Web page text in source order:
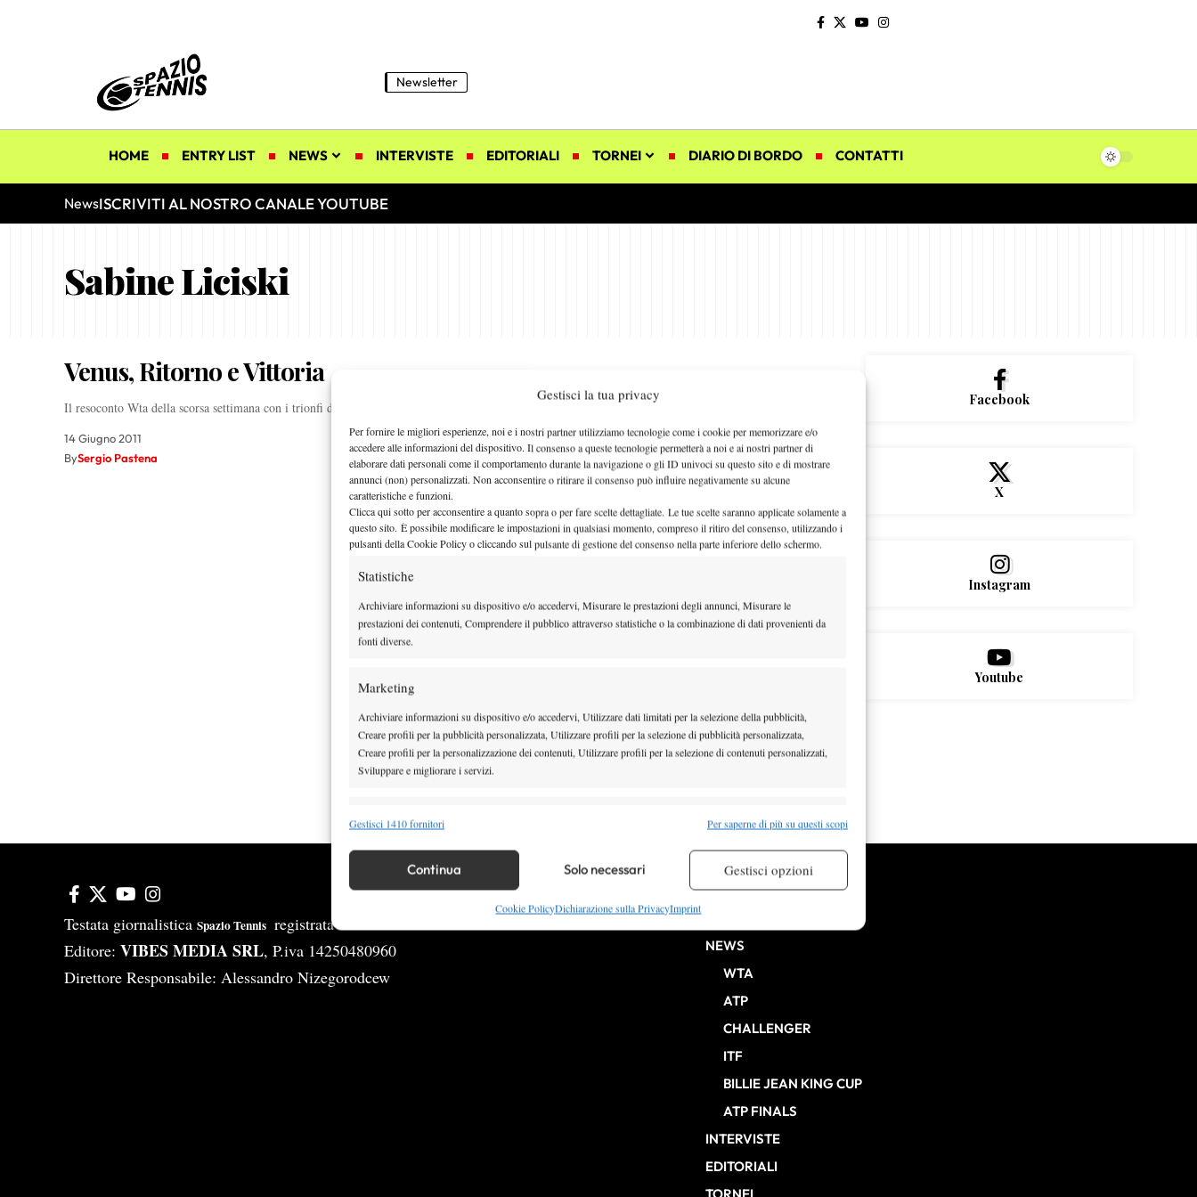
Gestisci la tua privacy
Per fornire le migliori esperienze, noi e i nostri partner utilizziamo tecnologie come i cookie per memorizzare e/o
accedere alle informazioni del dispositivo. Il consenso a queste tecnologie permetterà a noi e ai nostri partner di
elaborare dati personali come il comportamento durante la navigazione o gli ID univoci su questo sito e di mostrare
annunci (non) personalizzati. Non acconsentire o ritirare il consenso può influire negativamente su alcune
caratteristiche e funzioni.
Clicca qui sotto per acconsentire a quanto sopra o per fare scelte dettagliate. Le tue scelte saranno applicate solamente a
questo sito. È possibile modificare le impostazioni in qualsiasi momento, compreso il ritiro del consenso, utilizzando i
pulsanti della Cookie Policy o cliccando sul pulsante di gestione del consenso nella parte inferiore dello schermo.
Statistiche
Archiviare informazioni su dispositivo e/o accedervi, Misurare le prestazioni degli annunci, Misurare le
prestazioni dei contenuti, Comprendere il pubblico attraverso statistiche o la combinazione di dati provenienti da
fonti diverse.
Marketing
Archiviare informazioni su dispositivo e/o accedervi, Utilizzare dati limitati per la selezione della pubblicità,
Creare profili per la pubblicità personalizzata, Utilizzare profili per la selezione di pubblicità personalizzata,
Creare profili per la personalizzazione dei contenuti, Utilizzare profili per la selezione di contenuti personalizzati,
Sviluppare e migliorare i servizi.
Funzionalità
Identificare i dispositivi in base alle informazioni trasmesse automaticamente.
Garantire la sicurezza, prevenire e rilevare frodi, correggere errori,
Erogare e presentare pubblicità e contenuto, Salvare e comunicare le
scelte sulla privacy.
Sempre attivo
Gestisci 1410 fornitori Per saperne di più su questi scopi
Continua Solo necessari Gestisci opzioni
Cookie PolicyDichiarazione sulla PrivacyImprint
Newsletter
HOME ENTRY LIST NEWS INTERVISTE EDITORIALI TORNEI DIARIO DI BORDO CONTATTI
NewsISCRIVITI AL NOSTRO CANALE YOUTUBE
Sabine Liciski
Venus, Ritorno e Vittoria
Il resoconto Wta della scorsa settimana con i trionfi di Lisicki e Wozniacki. Venus…
14 Giugno 2011
BySergio Pastena
Facebook
X
Instagram
Youtube
Testata giornalistica Spazio Tennis registrata Aut-Trib Milano n° 10268 del 15/09/2025
Editore: VIBES MEDIA SRL, P.iva 14250480960
Direttore Responsabile: Alessandro Nizegorodcew
HOME
NEWS
WTA
ATP
CHALLENGER
ITF
BILLIE JEAN KING CUP
ATP FINALS
INTERVISTE
EDITORIALI